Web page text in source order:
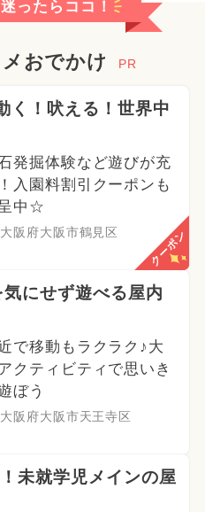
ったらココ！
おでかけ PR
く！吠える！世界中
発掘体験など遊びが充
入園料割引クーポンも
中☆
大阪府大阪市鶴見区 クーポン
にせず遊べる屋内
で移動もラクラク♪大
クティビティで思いき
ぼう
大阪府大阪市天王寺区
未就学児メインの屋